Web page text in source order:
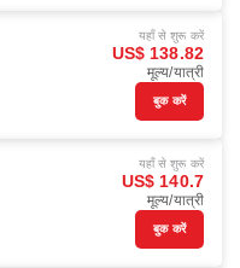
यहाँ से शुरू करें
US$ 138.82
मूल्य/यात्री
बुक करें
यहाँ से शुरू करें
US$ 140.7
मूल्य/यात्री
बुक करें